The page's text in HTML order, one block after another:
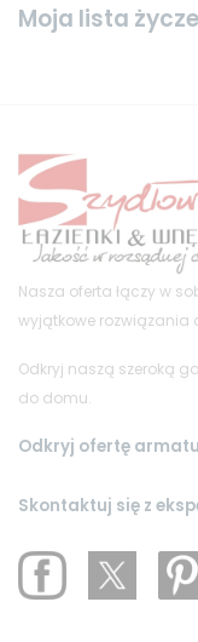
Moja lista
Nasza oferta łączy w
wyjątkowe rozwiązania
Odkryj naszą szeroką
do domu.
Odkryj ofertę
Skontaktuj się z